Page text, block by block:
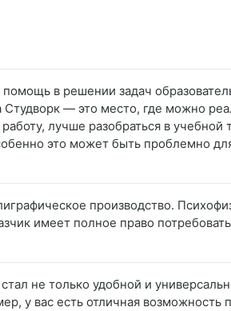
в решении задач
— это место, где можно
лучше разобраться в
это может быть проблемно
производство.
имеет полное право
не только удобной и
у вас есть отличная возможность